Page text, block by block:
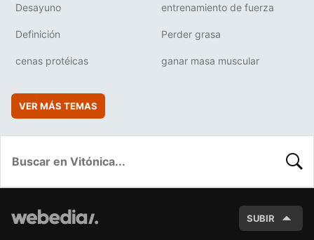
Desayuno entrenamiento de fuerza
Definición Perder grasa
cenas protéicas ganar masa muscular
VER MÁS TEMAS
SUBIR